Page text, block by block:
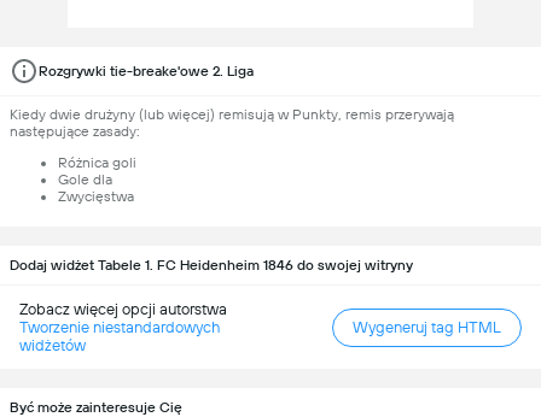
Rozgrywki tie-breake'owe 2. Liga
Kiedy dwie drużyny (lub więcej) remisują w Punkty, remis przerywają
następujące zasady:
Różnica goli
Gole dla
Zwycięstwa
Dodaj widżet Tabele 1. FC Heidenheim 1846 do swojej witryny
Zobacz więcej opcji autorstwa
Tworzenie niestandardowych
widżetów
Wygeneruj tag HTML
Być może zainteresuje Cię